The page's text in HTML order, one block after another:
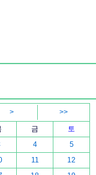
>
>>
금
토
4
5
11
12